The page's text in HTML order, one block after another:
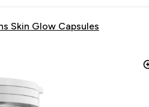
Skin Glow Capsules